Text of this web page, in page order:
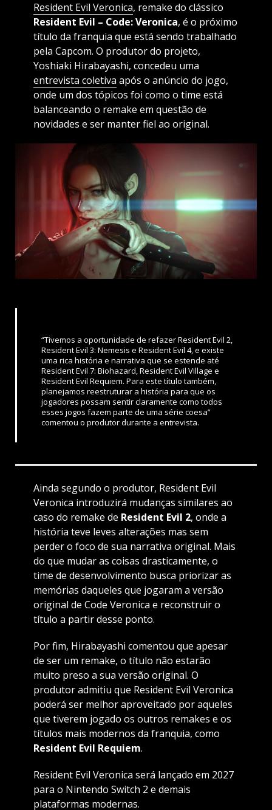
Resident Evil Veronica, remake do clássico
Resident Evil – Code: Veronica, é o próximo
título da franquia que está sendo trabalhado
pela Capcom. O produtor do projeto,
Yoshiaki Hirabayashi, concedeu uma
entrevista coletiva após o anúncio do jogo,
onde um dos tópicos foi como o time está
balanceando o remake em questão de
novidades e ser manter fiel ao original.
“Tivemos a oportunidade de refazer Resident Evil 2,
Resident Evil 3: Nemesis e Resident Evil 4, e existe
uma rica história e narrativa que se estende até
Resident Evil 7: Biohazard, Resident Evil Village e
Resident Evil Requiem. Para este título também,
planejamos reestruturar a história para que os
jogadores possam sentir claramente como todos
esses jogos fazem parte de uma série coesa”
comentou o produtor durante a entrevista.
Ainda segundo o produtor, Resident Evil
Veronica introduzirá mudanças similares ao
caso do remake de Resident Evil 2, onde a
história teve leves alterações mas sem
perder o foco de sua narrativa original. Mais
do que mudar as coisas drasticamente, o
time de desenvolvimento busca priorizar as
memórias daqueles que jogaram a versão
original de Code Veronica e reconstruir o
título a partir desse ponto.
Por fim, Hirabayashi comentou que apesar
de ser um remake, o título não estarão
muito preso a sua versão original. O
produtor admitiu que Resident Evil Veronica
poderá ser melhor aproveitado por aqueles
que tiverem jogado os outros remakes e os
títulos mais modernos da franquia, como
Resident Evil Requiem.
Resident Evil Veronica será lançado em 2027
para o Nintendo Switch 2 e demais
plataformas modernas.